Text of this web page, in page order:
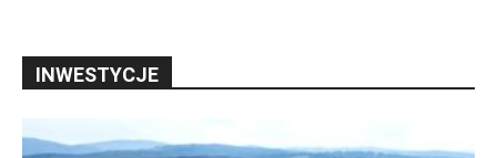
INWESTYCJE